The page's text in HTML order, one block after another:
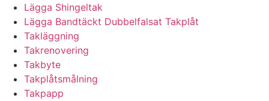
Lägga Shingeltak
Lägga Bandtäckt Dubbelfalsat Takplåt
Takläggning
Takrenovering
Takbyte
Takplåtsmålning
Takpapp